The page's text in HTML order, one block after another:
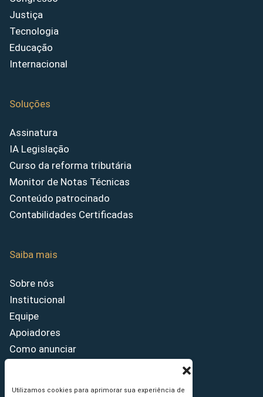
Utilizamos cookies para aprimorar sua experiência de
Justiça
Tecnologia
Educação
Internacional
Soluções
Assinatura
IA Legislação
Curso da reforma tributária
Monitor de Notas Técnicas
Conteúdo patrocinado
Contabilidades Certificadas
Saiba mais
Sobre nós
Institucional
Equipe
Apoiadores
Como anunciar